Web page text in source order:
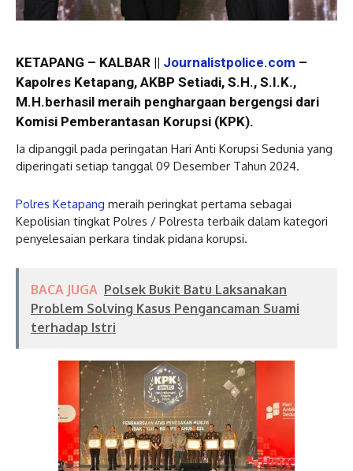
KETAPANG – KALBAR || Journalistpolice.com –
Kapolres Ketapang, AKBP Setiadi, S.H., S.I.K.,
M.H.berhasil meraih penghargaan bergengsi dari
Komisi Pemberantasan Korupsi (KPK).
Ia dipanggil pada peringatan Hari Anti Korupsi Sedunia yang
diperingati setiap tanggal 09 Desember Tahun 2024.
Polres Ketapang meraih peringkat pertama sebagai
Kepolisian tingkat Polres / Polresta terbaik dalam kategori
penyelesaian perkara tindak pidana korupsi.
BACA JUGA Polsek Bukit Batu Laksanakan
Problem Solving Kasus Pengancaman Suami
terhadap Istri